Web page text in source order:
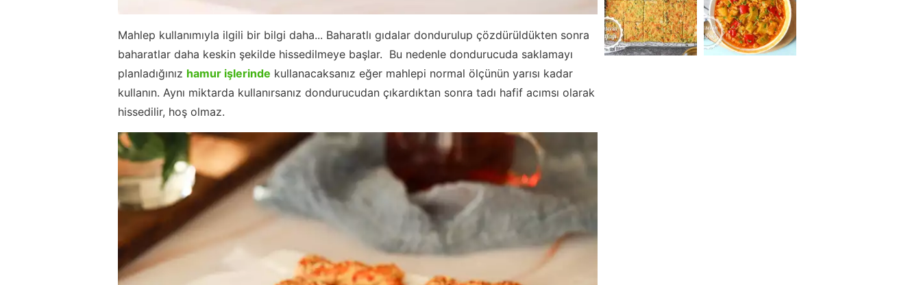
Mahlep kullanımıyla ilgili bir bilgi daha... Baharatlı gıdalar dondurulup çözdürüldükten sonra
baharatlar daha keskin şekilde hissedilmeye başlar. Bu nedenle dondurucuda saklamayı
planladığınız hamur işlerinde kullanacaksanız eğer mahlepi normal ölçünün yarısı kadar
kullanın. Aynı miktarda kullanırsanız dondurucudan çıkardıktan sonra tadı hafif acımsı olarak
hissedilir, hoş olmaz.